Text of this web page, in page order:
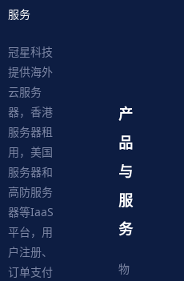
服务
冠星科技
提供海外
云服务
器，香港
服务器租
用，美国
服务器和
高防服务
器等IaaS
平台，用
户注册、
订单支付
产
品
与
服
务
物